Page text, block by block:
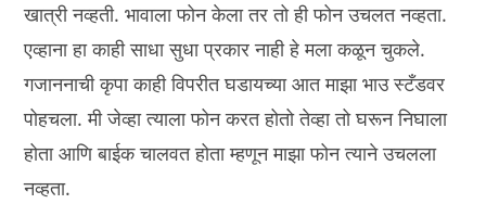
खात्री नव्हती. भावाला फोन केला तर तो ही फोन उचलत नव्हता.
एव्हाना हा काही साधा सुधा प्रकार नाही हे मला कळून चुकले.
गजाननाची कृपा काही विपरीत घडायच्या आत माझा भाउ स्टँडवर
पोहचला. मी जेव्हा त्याला फोन करत होतो तेव्हा तो घरून निघाला
होता आणि बाईक चालवत होता म्हणून माझा फोन त्याने उचलला
नव्हता.